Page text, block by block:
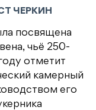
ЧЕРКИН
посвящена
чьё 250-
отметит
камерный
его